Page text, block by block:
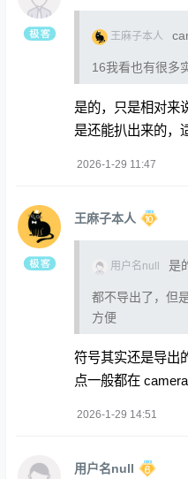
王麻子本人
16我看也有很多
是的，只是相对来
是还能扒出来的，
2026-1-29 11:47
王麻子本人
用户名null 是
都不导出了，但
方便
符号其实还是导出
点一般都在
2026-1-29 14:51
用户名null